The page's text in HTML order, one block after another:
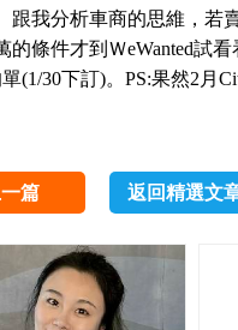
跟我分析車商的思維，若
條件才到ＷeWanted試
(1/30下訂)。PS:果然2月
一篇 返回精選文